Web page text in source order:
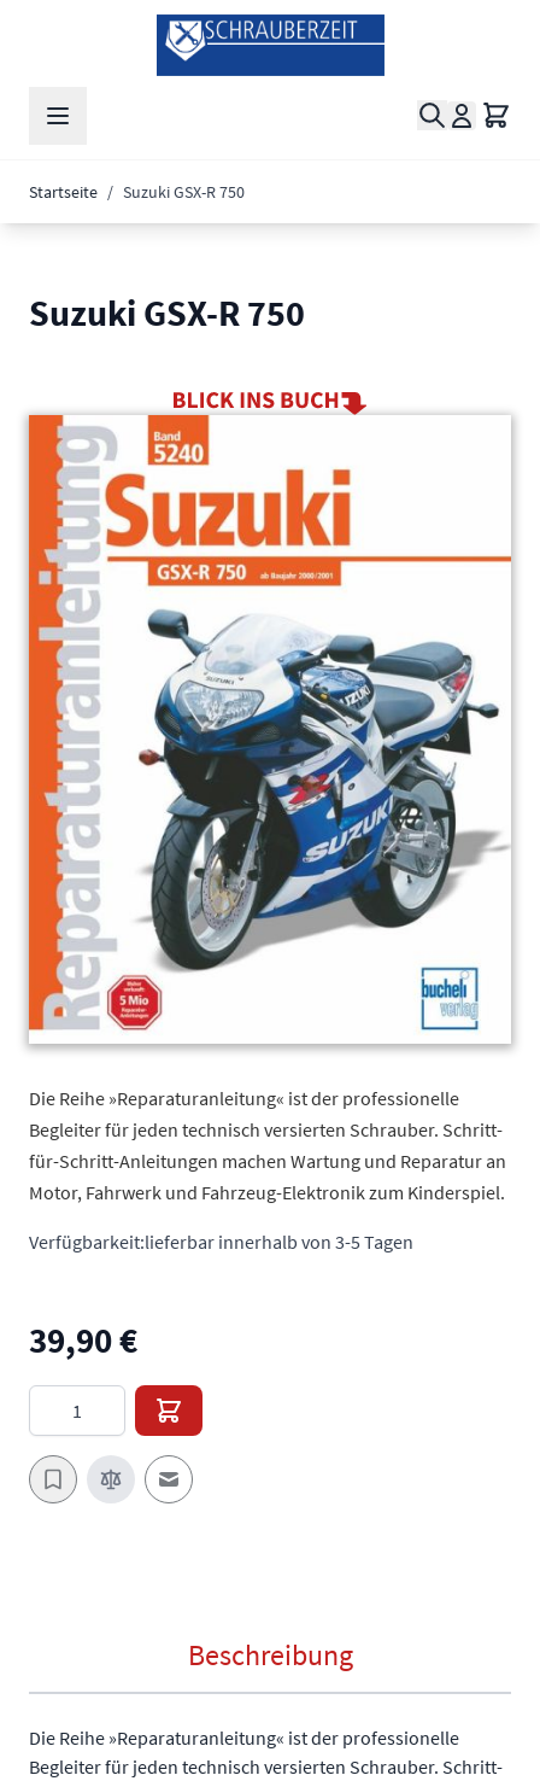
Zum Inhalt springen
Suche
Startseite / Suzuki GSX-R 750
Suzuki GSX-R 750
Main image
Click to view image in fullscreen
Die Reihe »Reparaturanleitung« ist der professionelle
Begleiter für jeden technisch versierten Schrauber. Schritt-
für-Schritt-Anleitungen machen Wartung und Reparatur an
Motor, Fahrwerk und Fahrzeug-Elektronik zum Kinderspiel.
Verfügbarkeit:lieferbar innerhalb von 3-5 Tagen
39,90 €
E-Mail an einen Freund
Beschreibung
Die Reihe »Reparaturanleitung« ist der professionelle
Begleiter für jeden technisch versierten Schrauber. Schritt-